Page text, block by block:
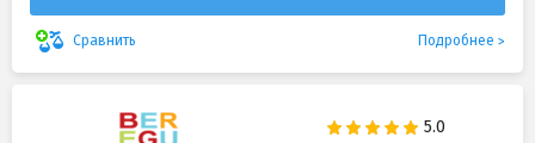
Сравнить Подробнее